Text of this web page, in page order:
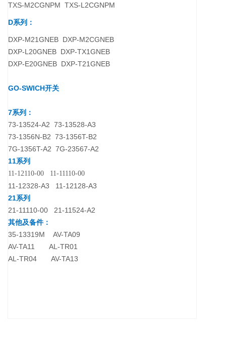
TXS-M2CGNPM TXS-L2CGNPM
D系列：
DXP-M21GNEB DXP-M2CGNEB
DXP-L20GNEB DXP-TX1GNEB
DXP-E20GNEB DXP-T21GNEB
GO-SWICH开关
7系列：
73-13524-A2 73-13528-A3
73-1356N-B2 73-1356T-B2
7G-1356T-A2 7G-23567-A2
11系列
11-12110-00 11-11110-00
11-12328-A3 11-12128-A3
21系列
21-11110-00 21-11524-A2
其他及备件：
35-13319M AV-TA09
AV-TA11 AL-TR01
AL-TR04 AV-TA13